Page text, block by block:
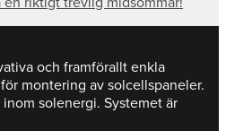
och framförallt enkla
montering av solcellspaneler.
solenergi. Systemet är